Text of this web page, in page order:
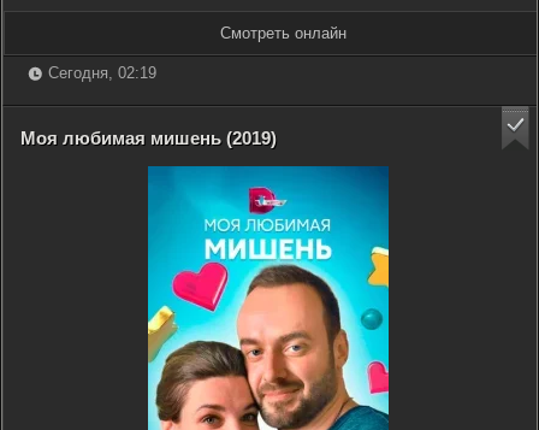
Смотреть онлайн
Сегодня, 02:19
Моя любимая мишень (2019)